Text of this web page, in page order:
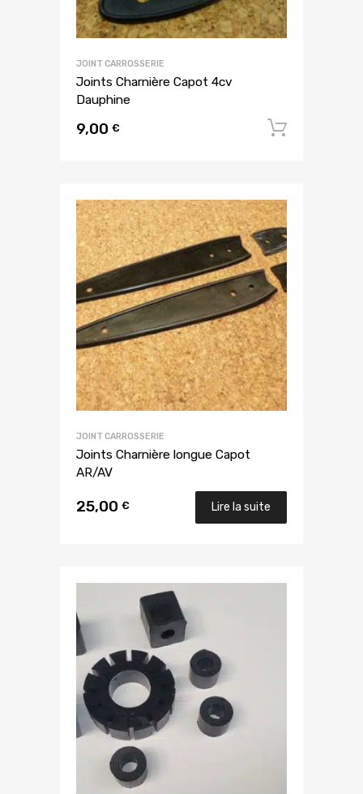
JOINT CARROSSERIE
Joints Charnière Capot 4cv
Dauphine
9,00 €
JOINT CARROSSERIE
Joints Charnière longue Capot
AR/AV
25,00 € Lire la suite